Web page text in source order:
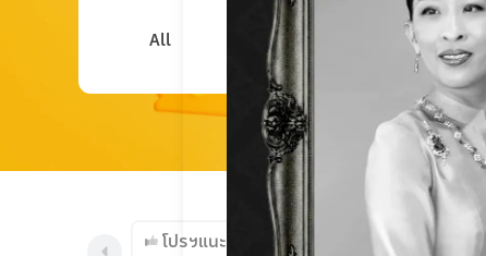
โปรฯแนะนำ ศูนย์อาหารโลตัส